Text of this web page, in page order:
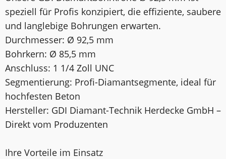
speziell für Profis konzipiert, die effiziente, saubere
und langlebige Bohrungen erwarten.
Durchmesser: Ø 92,5 mm
Bohrkern: Ø 85,5 mm
Anschluss: 1 1/4 Zoll UNC
Segmentierung: Profi-Diamantsegmente, ideal für
hochfesten Beton
Hersteller: GDI Diamant-Technik Herdecke GmbH –
Direkt vom Produzenten
Ihre Vorteile im Einsatz